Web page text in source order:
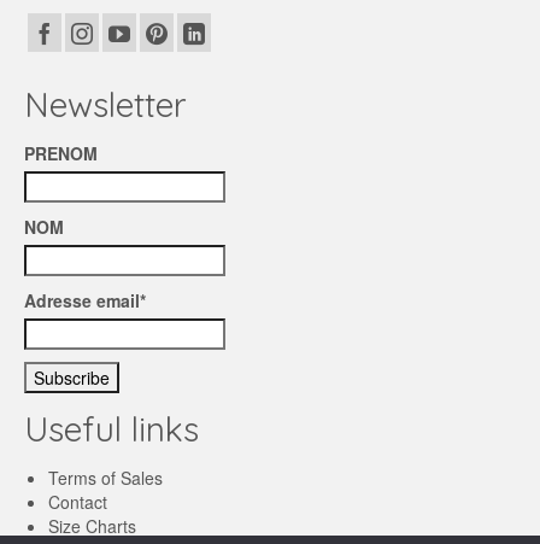
Newsletter
PRENOM
NOM
Adresse email*
Useful links
Terms of Sales
Contact
Size Charts